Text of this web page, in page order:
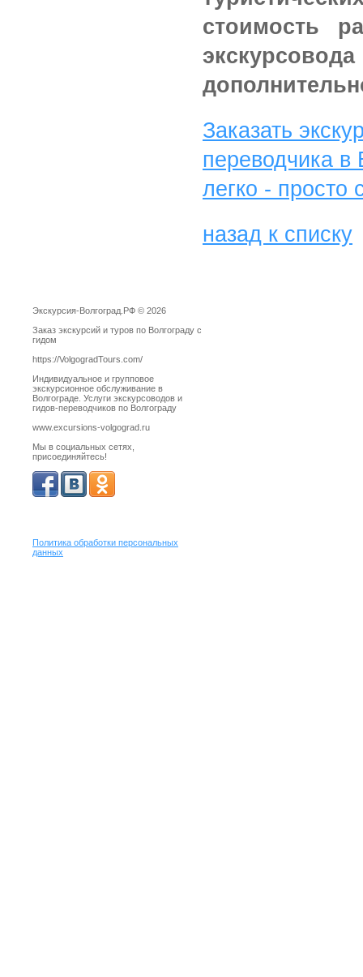
стоимость
Заказать
переводчика в
легко - просто
назад к списку
Экскурсия-Волгоград.РФ © 2026
Заказ экскурсий и туров по Волгограду с
гидом
https://VolgogradTours.com/
Индивидуальное и групповое
экскурсионное обслуживание в
Волгограде. Услуги экскурсоводов и
гидов-переводчиков по Волгограду
www.excursions-volgograd.ru
Мы в социальных сетях,
присоединяйтесь!
Политика обработки персональных
данных